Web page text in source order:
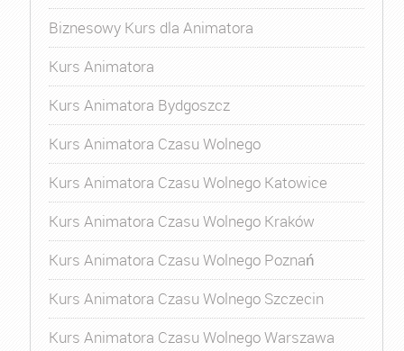
Biznesowy Kurs dla Animatora
Kurs Animatora
Kurs Animatora Bydgoszcz
Kurs Animatora Czasu Wolnego
Kurs Animatora Czasu Wolnego Katowice
Kurs Animatora Czasu Wolnego Kraków
Kurs Animatora Czasu Wolnego Poznań
Kurs Animatora Czasu Wolnego Szczecin
Kurs Animatora Czasu Wolnego Warszawa